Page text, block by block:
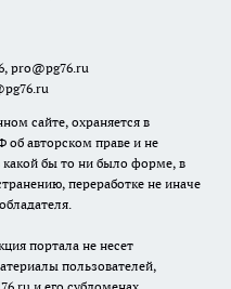
, pro@pg76.ru
сайте, охраняется в
об авторском праве и не
бы то ни было форме, в
переработке не иначе
портала не несет
пользователей,